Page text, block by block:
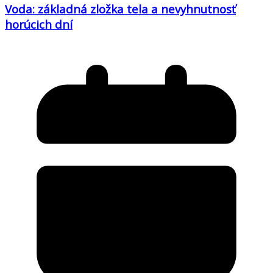
Voda: základná zložka tela a nevyhnutnosť
horúcich dní